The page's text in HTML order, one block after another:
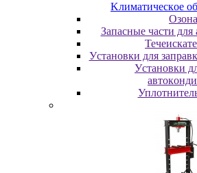
Kлимaтичecкoe
Запасные части
Уcтaнoвки для
Уcтaнoвки